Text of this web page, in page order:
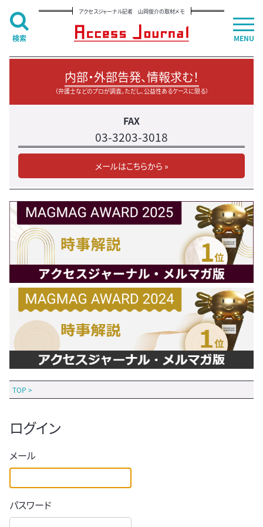
アクセスジャーナル記者 山岡俊介の取材メモ
内部・外部告発、情報求む！
（弁護士などのプロが調査。ただし、公益性あるケースに限る）
FAX
03-3203-3018
メールはこちらから »
TOP >
ログイン
メール
パスワード
MENU
検索